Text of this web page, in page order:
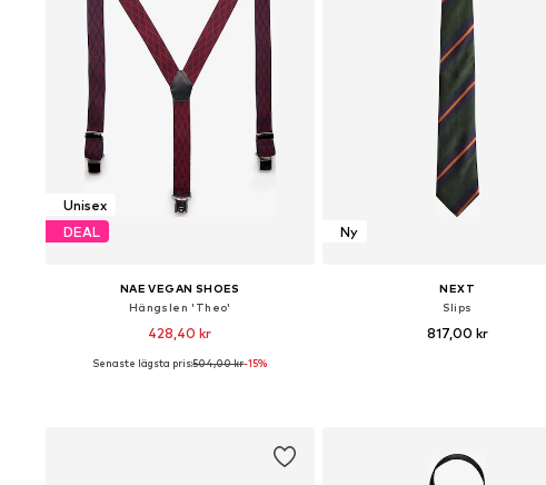
Unisex
DEAL
NAE VEGAN SHOES
Hängslen 'Theo'
428,40 kr
Tillgängliga storlekar: XS-XL
Senaste lägsta pris:504,00 kr-15%
Ny
NEXT
Slips
817,00 kr